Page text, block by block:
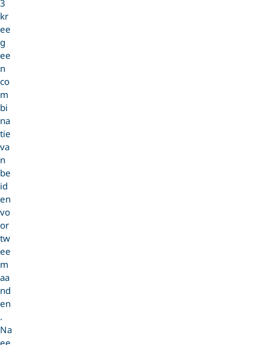
3
kr
ee
g
ee
n
co
m
bi
na
tie
va
n
be
id
en
vo
or
tw
ee
m
aa
nd
en
.
Na
ee